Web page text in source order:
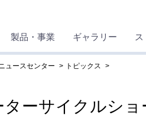
製品・事業 ギャラリー
ュースセンター トピックス
ターサイクルシ